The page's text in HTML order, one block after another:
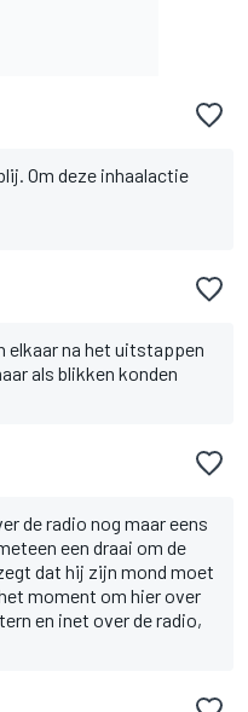
Om deze inhaalactie
elkaar na het uitstappen
als blikken konden
de radio nog maar eens
een draai om de
dat hij zijn mond moet
moment om hier over
en inet over de radio,